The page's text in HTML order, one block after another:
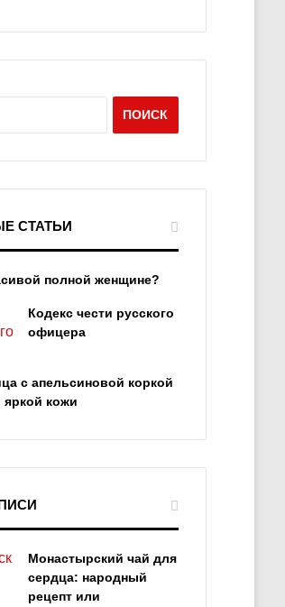
т
СТАТЬИ
полной женщине?
Кодекс чести русского
офицера
с апельсиновой коркой
кожи
Монастырский чай для
сердца: народный
рецепт или